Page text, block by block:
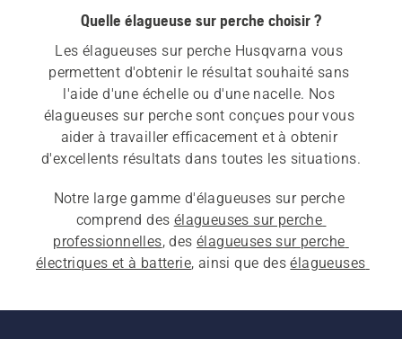
Quelle élagueuse sur perche choisir ?
Les élagueuses sur perche Husqvarna vous
permettent d'obtenir le résultat souhaité sans
l'aide d'une échelle ou d'une nacelle. Nos
élagueuses sur perche sont conçues pour vous
aider à travailler efficacement et à obtenir
d'excellents résultats dans toutes les situations.
Notre large gamme d'élagueuses sur perche
comprend des élagueuses sur perche
professionnelles, des élagueuses sur perche
électriques et à batterie, ainsi que des élagueuses
sur perche que vous choisissez, elle est conçue